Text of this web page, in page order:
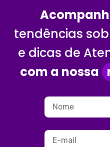
tendências
e dicas de
com a nossa